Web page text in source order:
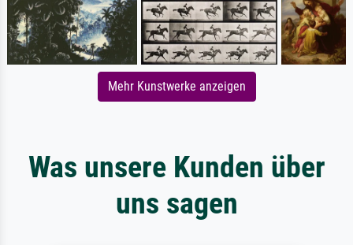
Mehr Kunstwerke anzeigen
Was unsere Kunden über
uns sagen